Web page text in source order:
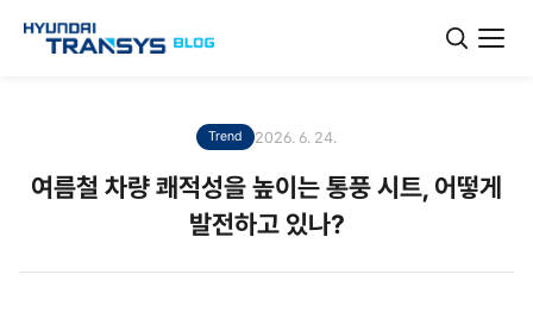
Trend 2026. 6. 24.
여름철 차량 쾌적성을 높이는 통풍 시트, 어떻게
발전하고 있나?